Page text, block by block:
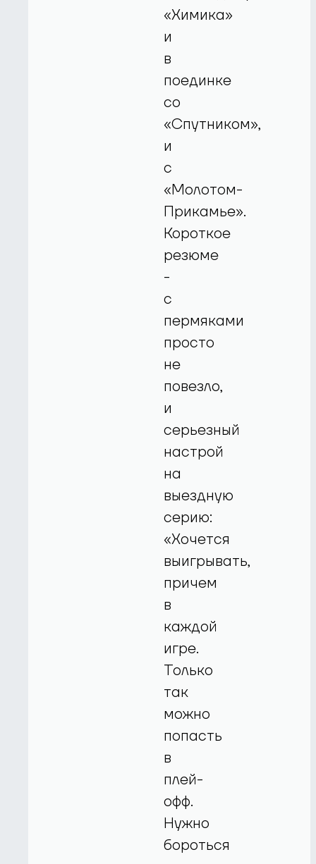
«Химика»
и
в
поединке
со
«Спутником»,
и
с
«Молотом-
Прикамье».
Короткое
резюме
-
с
пермяками
просто
не
повезло,
и
серьезный
настрой
на
выездную
серию:
«Хочется
выигрывать,
причем
в
каждой
игре.
Только
так
можно
попасть
в
плей-
офф.
Нужно
бороться